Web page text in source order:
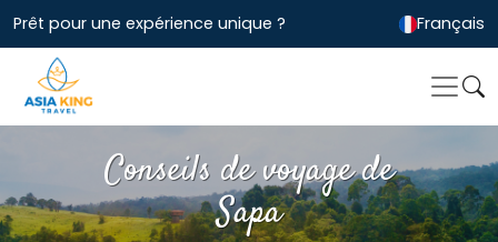
Prêt pour une expérience unique ? Français
Conseils de voyage de
Sapa